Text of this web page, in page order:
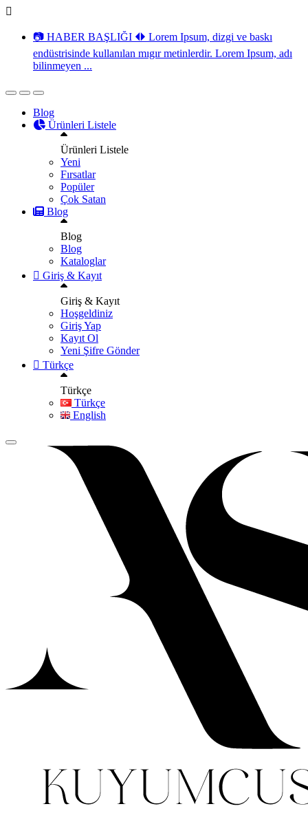
📷 HABER BAŞLIĞI 🞀🞂 Lorem Ipsum, dizgi ve baskı
endüstrisinde kullanılan mıgır metinlerdir. Lorem Ipsum, adı
bilinmeyen ...
Blog
Ürünleri Listele
Ürünleri Listele
Yeni
Fırsatlar
Popüler
Çok Satan
Blog
Blog
Blog
Kataloglar
Giriş & Kayıt
Giriş & Kayıt
Hoşgeldiniz
Giriş Yap
Kayıt Ol
Yeni Şifre Gönder
Türkçe
Türkçe
Türkçe
English